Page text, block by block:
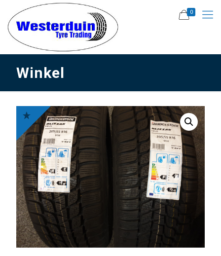
0
Winkel